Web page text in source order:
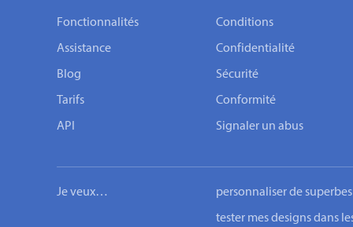
Fonctionnalités
Assistance
Blog
Tarifs
API
Conditions
Confidentialité
Sécurité
Conformité
Signaler un abus
Je veux… personnaliser de
tester mes designs dans